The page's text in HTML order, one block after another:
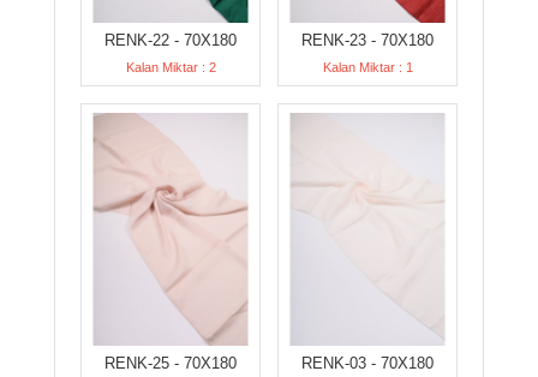
RENK-22 - 70X180
Kalan Miktar : 2
RENK-23 - 70X180
Kalan Miktar : 1
RENK-25 - 70X180 RENK-03 - 70X180